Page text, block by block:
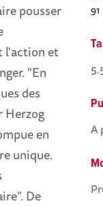
pousser
l'action et
"En
des
Herzog
en
unique.
De
A